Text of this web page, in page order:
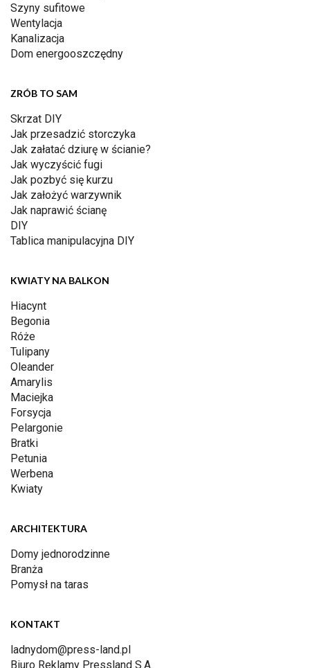
Szyny sufitowe
Wentylacja
Kanalizacja
Dom energooszczędny
ZRÓB TO SAM
Skrzat DIY
Jak przesadzić storczyka
Jak załatać dziurę w ścianie?
Jak wyczyścić fugi
Jak pozbyć się kurzu
Jak założyć warzywnik
Jak naprawić ścianę
DIY
Tablica manipulacyjna DIY
KWIATY NA BALKON
Hiacynt
Begonia
Róże
Tulipany
Oleander
Amarylis
Maciejka
Forsycja
Pelargonie
Bratki
Petunia
Werbena
Kwiaty
ARCHITEKTURA
Domy jednorodzinne
Branża
Pomysł na taras
KONTAKT
ladnydom@press-land.pl
Biuro Reklamy Pressland S.A.